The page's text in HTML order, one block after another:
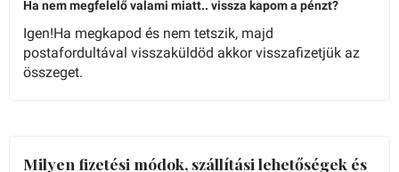
Ha nem megfelelő valami miatt.. vissza kapom a pénzt?
Igen!Ha megkapod és nem tetszik, majd
postafordultával visszaküldöd akkor visszafizetjük az
összeget.
Milyen fizetési módok, szállítási lehetőségek és